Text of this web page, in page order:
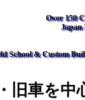
Over 150
Japan
School & Custom
旧車を中